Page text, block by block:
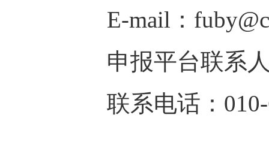
E-mail ：
申报平台联系
联系电话：